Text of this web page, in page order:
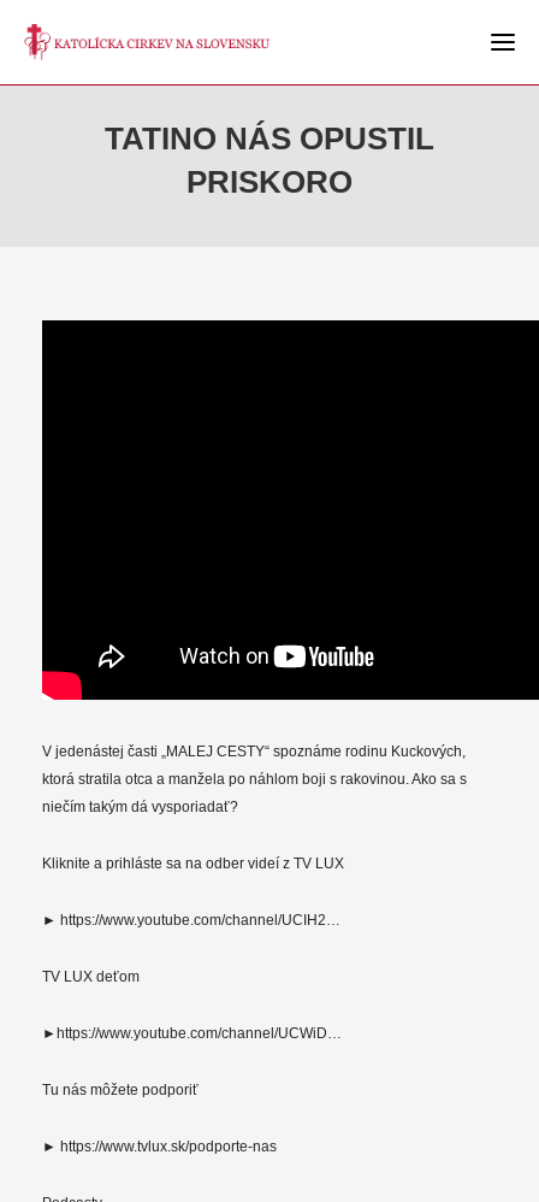
TATINO NÁS OPUSTIL
PRISKORO
V jedenástej časti „MALEJ CESTY“ spoznáme rodinu Kuckových,
ktorá stratila otca a manžela po náhlom boji s rakovinou. Ako sa s
niečím takým dá vysporiadať?
Kliknite a prihláste sa na odber videí z TV LUX
► https://www.youtube.com/channel/UCIH2…
TV LUX deťom
►https://www.youtube.com/channel/UCWiD…
Tu nás môžete podporiť
► https://www.tvlux.sk/podporte-nas